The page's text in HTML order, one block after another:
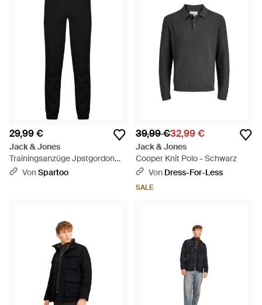
29,99 €
Jack & Jones
Trainingsanzüge Jpstgordon
Dylan Jogger - Schwarz
VonSpartoo
39,99 €32,99 €
Jack & Jones
Cooper Knit Polo - Schwarz
Von Dress-For-Less
SALE